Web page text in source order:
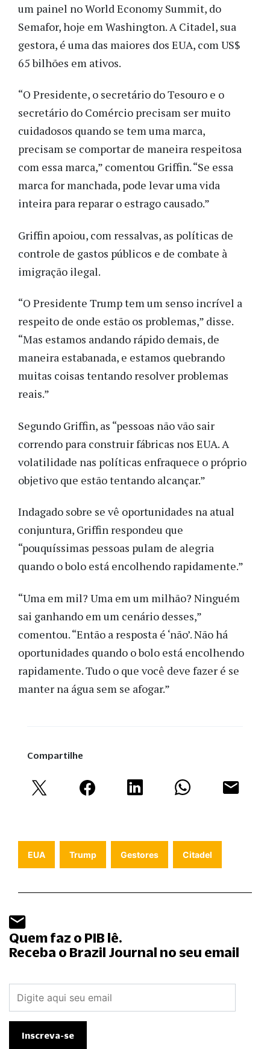
um painel no World Economy Summit, do
Semafor, hoje em Washington. A Citadel, sua
gestora, é uma das maiores dos EUA, com US$
65 bilhões em ativos.
“O Presidente, o secretário do Tesouro e o
secretário do Comércio precisam ser muito
cuidadosos quando se tem uma marca,
precisam se comportar de maneira respeitosa
com essa marca,” comentou Griffin. “Se essa
marca for manchada, pode levar uma vida
inteira para reparar o estrago causado.”
Griffin apoiou, com ressalvas, as políticas de
controle de gastos públicos e de combate à
imigração ilegal.
“O Presidente Trump tem um senso incrível a
respeito de onde estão os problemas,” disse.
“Mas estamos andando rápido demais, de
maneira estabanada, e estamos quebrando
muitas coisas tentando resolver problemas
reais.”
Segundo Griffin, as “pessoas não vão sair
correndo para construir fábricas nos EUA. A
volatilidade nas políticas enfraquece o próprio
objetivo que estão tentando alcançar.”
Indagado sobre se vê oportunidades na atual
conjuntura, Griffin respondeu que
“pouquíssimas pessoas pulam de alegria
quando o bolo está encolhendo rapidamente.”
“Uma em mil? Uma em um milhão? Ninguém
sai ganhando em um cenário desses,”
comentou. “Então a resposta é ‘não’. Não há
oportunidades quando o bolo está encolhendo
rapidamente. Tudo o que você deve fazer é se
manter na água sem se afogar.”
Compartilhe
EUA Trump Gestores Citadel
Quem faz o PIB lê.
Receba o Brazil Journal no seu email